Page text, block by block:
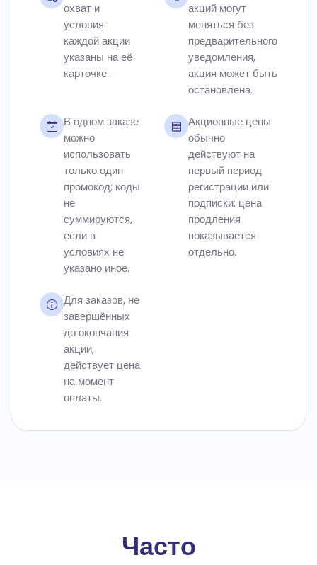
охват и
условия
каждой акции
указаны на её
карточке.
акций могут
меняться без
предварительного
уведомления,
акция может быть
остановлена.
В одном заказе
можно
использовать
только один
промокод; коды
не
суммируются,
если в
условиях не
указано иное.
Акционные цены
обычно
действуют на
первый период
регистрации или
подписки; цена
продления
показывается
отдельно.
Для заказов, не
завершённых
до окончания
акции,
действует цена
на момент
оплаты.
Часто